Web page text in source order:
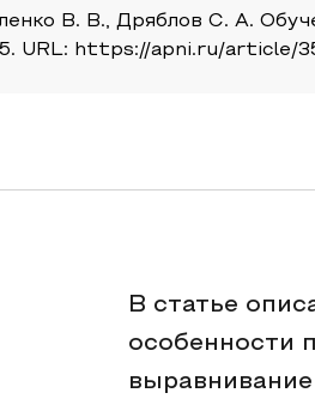
В. В., Дряблов С. А.
URL: https://apni.ru/
В статье
особенности